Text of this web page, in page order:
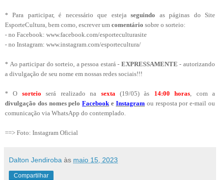
* Para participar, é necessário que estejaseguindo as páginas do Site
EsporteCultura, bem como, escrever um comentário sobre o sorteio:
- no Facebook: www.facebook.com/esporteculturasite
- no Instagram: www.instagram.com/esportecultura/
* Ao participar do sorteio, a pessoa estará - EXPRESSAMENTE - autorizando
a divulgação de seu nome em nossas redes sociais!!!
* O sorteio será realizado na sexta(19/05) às 14:00 horas, com a
divulgação dos nomes peloFacebooke Instagramou resposta por e-mail ou
comunicação via WhatsApp do contemplado.
==> Foto: Instagram Oficial
Dalton Jendiroba às maio 15, 2023
Compartilhar